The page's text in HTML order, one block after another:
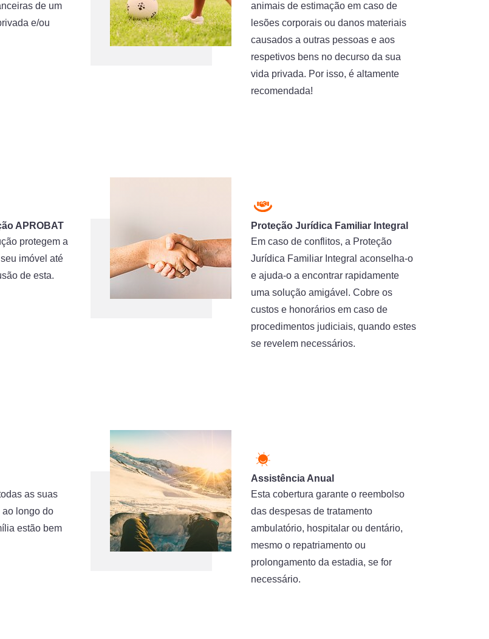
de um
e/ou
animais de estimação em caso de
lesões corporais ou danos materiais
causados a outras pessoas e aos
respetivos bens no decurso da sua
vida privada. Por isso, é altamente
recomendada!
APROBAT
protegem a
imóvel até
de esta.
Proteção Jurídica Familiar Integral
Em caso de conflitos, a Proteção
Jurídica Familiar Integral aconselha-o
e ajuda-o a encontrar rapidamente
uma solução amigável. Cobre os
custos e honorários em caso de
procedimentos judiciais, quando estes
se revelem necessários.
as suas
longo do
estão bem
Assistência Anual
Esta cobertura garante o reembolso
das despesas de tratamento
ambulatório, hospitalar ou dentário,
mesmo o repatriamento ou
prolongamento da estadia, se for
necessário.